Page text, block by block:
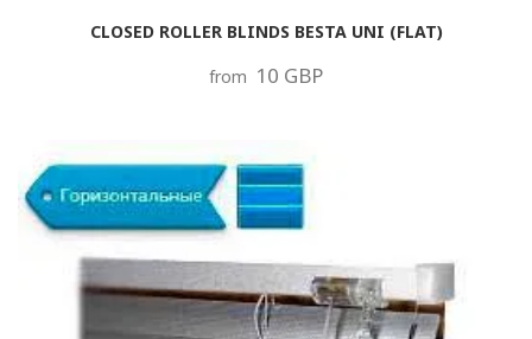
CLOSED ROLLER BLINDS BESTA UNI (FLAT)
from 10 GBP